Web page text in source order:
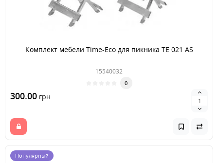
Комплект мебели Time-Eco для пикника TE 021 AS
15540032
0
300.00 грн
Популярный